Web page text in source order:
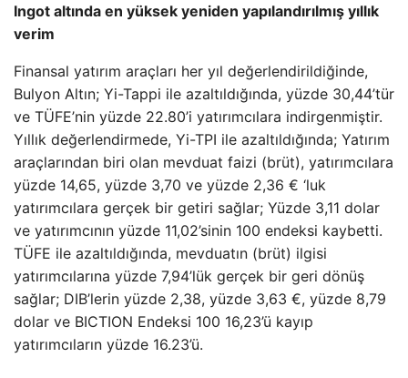
Ingot altında en yüksek yeniden yapılandırılmış yıllık
verim
Finansal yatırım araçları her yıl değerlendirildiğinde,
Bulyon Altın; Yi-Tappi ile azaltıldığında, yüzde 30,44’tür
ve TÜFE’nin yüzde 22.80’i yatırımcılara indirgenmiştir.
Yıllık değerlendirmede, Yi-TPI ile azaltıldığında; Yatırım
araçlarından biri olan mevduat faizi (brüt), yatırımcılara
yüzde 14,65, yüzde 3,70 ve yüzde 2,36 € ‘luk
yatırımcılara gerçek bir getiri sağlar; Yüzde 3,11 dolar
ve yatırımcının yüzde 11,02’sinin 100 endeksi kaybetti.
TÜFE ile azaltıldığında, mevduatın (brüt) ilgisi
yatırımcılarına yüzde 7,94’lük gerçek bir geri dönüş
sağlar; DIB’lerin yüzde 2,38, yüzde 3,63 €, yüzde 8,79
dolar ve BICTION Endeksi 100 16,23’ü kayıp
yatırımcıların yüzde 16.23’ü.